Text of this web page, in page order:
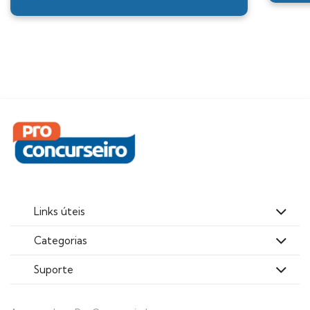
Links úteis
Categorias
Suporte